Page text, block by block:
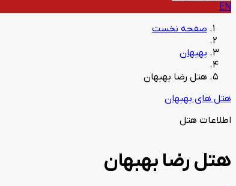
EN
صفحه نخست
بهبهان
هتل رضا بهبهان
هتل های بهبهان
اطلاعات هتل
هتل رضا بهبهان